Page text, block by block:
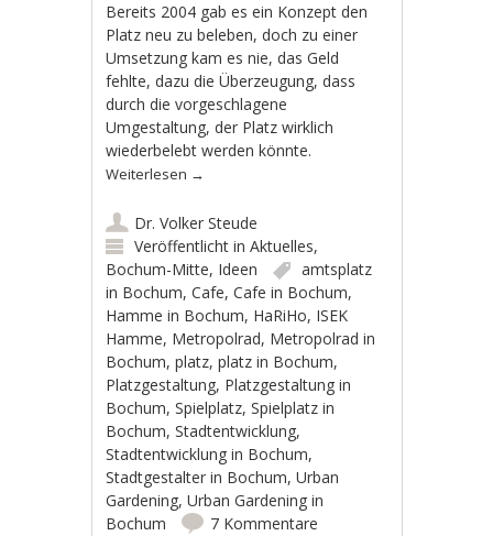
Bereits 2004 gab es ein Konzept den
Platz neu zu beleben, doch zu einer
Umsetzung kam es nie, das Geld
fehlte, dazu die Überzeugung, dass
durch die vorgeschlagene
Umgestaltung, der Platz wirklich
wiederbelebt werden könnte.
Weiterlesen →
Dr. Volker Steude
Veröffentlicht inAktuelles,
Bochum-Mitte, Ideen
amtsplatz
in Bochum,Cafe,Cafe in Bochum,
Hamme in Bochum, HaRiHo, ISEK
Hamme, Metropolrad, Metropolrad in
Bochum,platz,platz in Bochum,
Platzgestaltung, Platzgestaltung in
Bochum,Spielplatz,Spielplatz in
Bochum,Stadtentwicklung,
Stadtentwicklung in Bochum,
Stadtgestalter in Bochum,Urban
Gardening,Urban Gardening in
Bochum
7 Kommentare